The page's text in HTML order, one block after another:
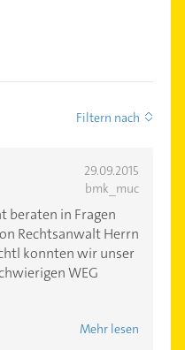
Filtern nach
29.09.2015
bmk_muc
beraten in Fragen
Rechtsanwalt Herrn
konnten wir unser
WEG
Mehr lesen